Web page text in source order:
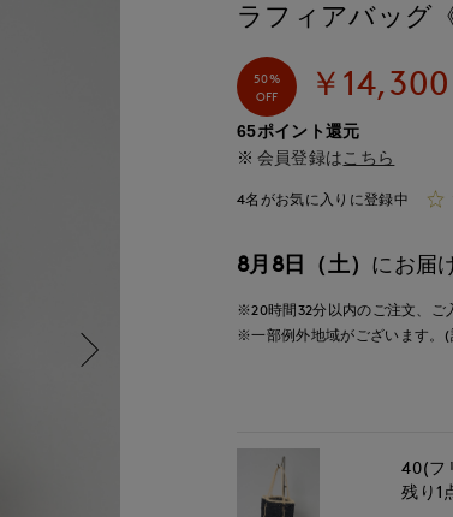
ラフィアバッグ
50%
OFF
￥14,300
65ポイント還元
会員登録は こちら
4名がお気に入りに登録中
8月8日（土） にお届
※20時間32分以内のご注文、ご
※一部例外地域がございます。(
40(フ
残り1